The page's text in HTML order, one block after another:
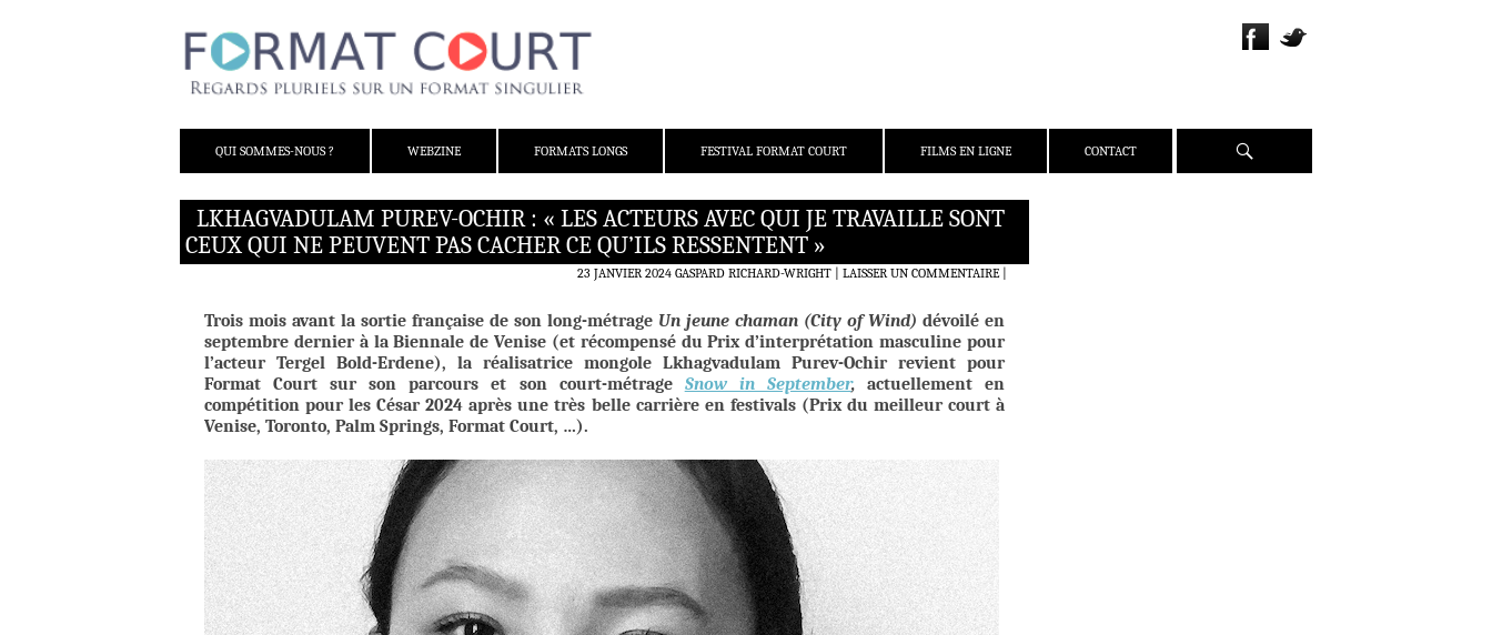
QUI SOMMES-NOUS ?
WEBZINE FORMATS LONGS FESTIVAL FORMAT COURT FILMS EN LIGNE CONTACT Recherche
LKHAGVADULAM PUREV-OCHIR : « LES ACTEURS AVEC QUI JE TRAVAILLE SONT
CEUX QUI NE PEUVENT PAS CACHER CE QU’ILS RESSENTENT »
23 JANVIER 2024 GASPARD RICHARD-WRIGHT LAISSER UN COMMENTAIRE|
Trois mois avant la sortie française de son long-métrage Un jeune chaman (City of Wind) dévoilé en
septembre dernier à la Biennale de Venise (et récompensé du Prix d’interprétation masculine pour
l’acteur Tergel Bold-Erdene), la réalisatrice mongole Lkhagvadulam Purev-Ochir revient pour
Format Court sur son parcours et son court-métrage Snow in September,actuellement en
compétition pour les César 2024 après une très belle carrière en festivals (Prix du meilleur court à
Venise, Toronto, Palm Springs, Format Court, …).